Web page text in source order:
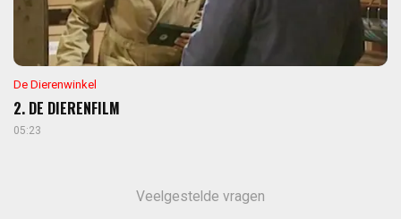
De Dierenwinkel
2. DE DIERENFILM
05:23
Veelgestelde vragen